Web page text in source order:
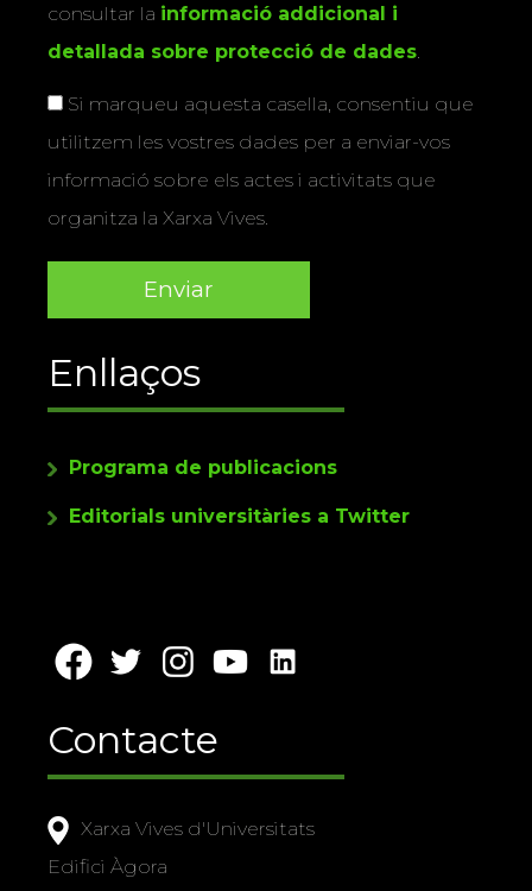
consultar la informació addicional i
detallada sobre protecció de dades
Si marqueu aquesta casella, consentiu que
utilitzem les vostres dades per a enviar-vos
informació sobre els actes i activitats que
organitza la Xarxa Vives.
Enllaços
Programa de publicacions
Editorials universitàries a Twitter
Contacte
Xarxa Vives d'Universitats
Edifici Àgora